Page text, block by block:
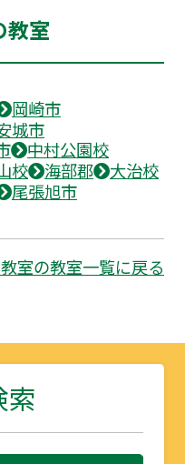
教室
岡崎市
城市
中村公園校
校 海部郡
大治校
尾張旭市
室の教室一覧に戻る